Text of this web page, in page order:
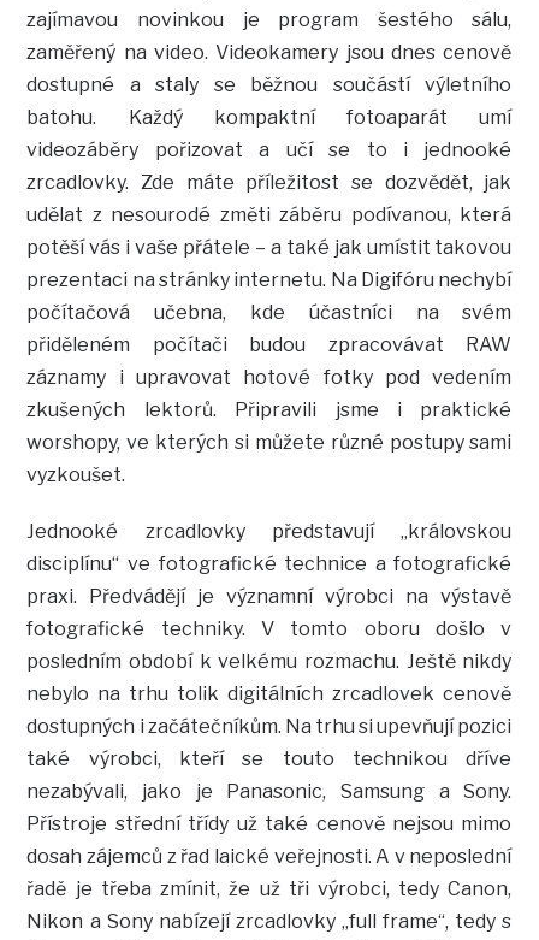
zajímavou novinkou je program šestého sálu,
zaměřený na video. Videokamery jsou dnes cenově
dostupné a staly se běžnou součástí výletního
batohu. Každý kompaktní fotoaparát umí
videozáběry pořizovat a učí se to i jednooké
zrcadlovky. Zde máte příležitost se dozvědět, jak
udělat z nesourodé změti záběru podívanou, která
potěší vás i vaše přátele – a také jak umístit takovou
prezentaci na stránky internetu. Na Digifóru nechybí
počítačová učebna, kde účastníci na svém
přiděleném počítači budou zpracovávat RAW
záznamy i upravovat hotové fotky pod vedením
zkušených lektorů. Připravili jsme i praktické
worshopy, ve kterých si můžete různé postupy sami
vyzkoušet.
Jednooké zrcadlovky představují „královskou
disciplínu“ ve fotografické technice a fotografické
praxi. Předvádějí je významní výrobci na výstavě
fotografické techniky. V tomto oboru došlo v
posledním období k velkému rozmachu. Ještě nikdy
nebylo na trhu tolik digitálních zrcadlovek cenově
dostupných i začátečníkům. Na trhu si upevňují pozici
také výrobci, kteří se touto technikou dříve
nezabývali, jako je Panasonic, Samsung a Sony.
Přístroje střední třídy už také cenově nejsou mimo
dosah zájemců z řad laické veřejnosti. A v neposlední
řadě je třeba zmínit, že už tři výrobci, tedy Canon,
Nikon a Sony nabízejí zrcadlovky „full frame“, tedy s